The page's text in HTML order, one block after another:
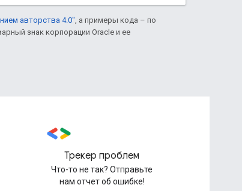
авторства 4.0", а примеры кода – по
знак корпорации Oracle и ее
Трекер проблем
Что-то не так? Отправьте
нам отчет об ошибке!